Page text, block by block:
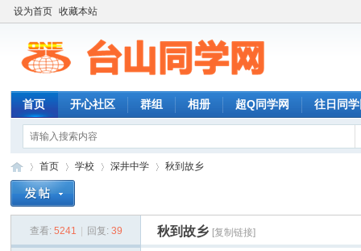
设为首页 收藏本站
首页 开心社区 群组 相册 超Q同学网 往日同
首页
›
学校
›
深井中学 秋到故乡
查看: 5241 回复: 39 秋到故乡 [复制链接]